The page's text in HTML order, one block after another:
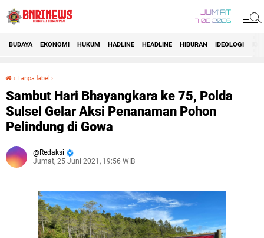
JUM'AT
7 08 2026
BUDAYA EKONOMI HUKUM HADLINE HEADLINE HIBURAN IDEOLOGI
› Tanpa label ›
Sambut Hari Bhayangkara ke 75, Polda
Sulsel Gelar Aksi Penanaman Pohon
Pelindung di Gowa
Redaksi
Jumat, 25 Juni 2021, 19:56 WIB